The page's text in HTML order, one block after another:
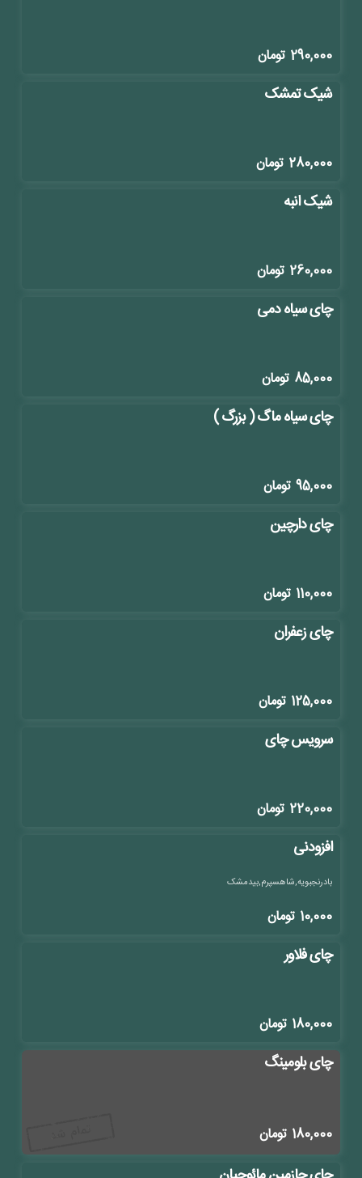
290,000 تومان
شیک تمشک
280,000 تومان
شیک انبه
260,000 تومان
چای سیاه دمی
85,000 تومان
چای سیاه ماگ ( بزرگ )
95,000 تومان
چای دارچین
110,000 تومان
چای زعفران
125,000 تومان
سرویس چای
220,000 تومان
افزودنی
بادرنجبویه,شاهسپرم,بیدمشک
10,000 تومان
چای فلاور
180,000 تومان
چای بلومینگ
180,000 تومان